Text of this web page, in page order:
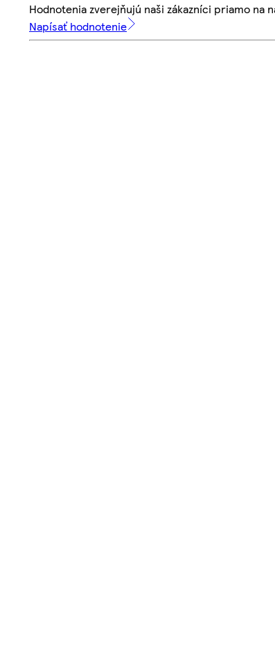
Hodnotenia zverejňujú naši zákazníci priamo na
Napísať hodnotenie